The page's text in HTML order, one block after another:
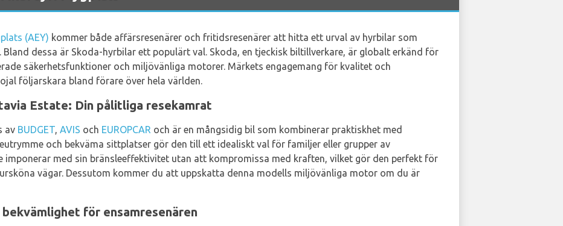
(AEY) kommer både affärsresenärer och fritidsresenärer att hitta ett urval av hyrbilar som
Bland dessa är Skoda-hyrbilar ett populärt val. Skoda, en tjeckisk biltillverkare, är globalt erkänd för
säkerhetsfunktioner och miljövänliga motorer. Märkets engagemang för kvalitet och
följarskara bland förare över hela världen.
Estate: Din pålitliga resekamrat
av BUDGET, AVIS och EUROPCAR och är en mångsidig bil som kombinerar praktiskhet med
och bekväma sittplatser gör den till ett idealiskt val för familjer eller grupper av
imponerar med sin bränsleeffektivitet utan att kompromissa med kraften, vilket gör den perfekt för
vägar. Dessutom kommer du att uppskatta denna modells miljövänliga motor om du är
för ensamresenären